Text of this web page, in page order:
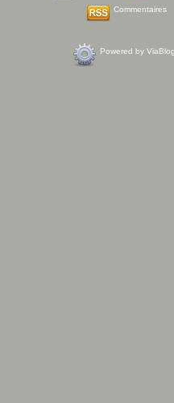
Commentaires
Powered by